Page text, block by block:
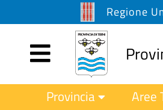
Regione
Provincia Aree